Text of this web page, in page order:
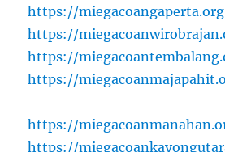
https://miegacoangaperta.org
https://
https://
https://
https://
https://